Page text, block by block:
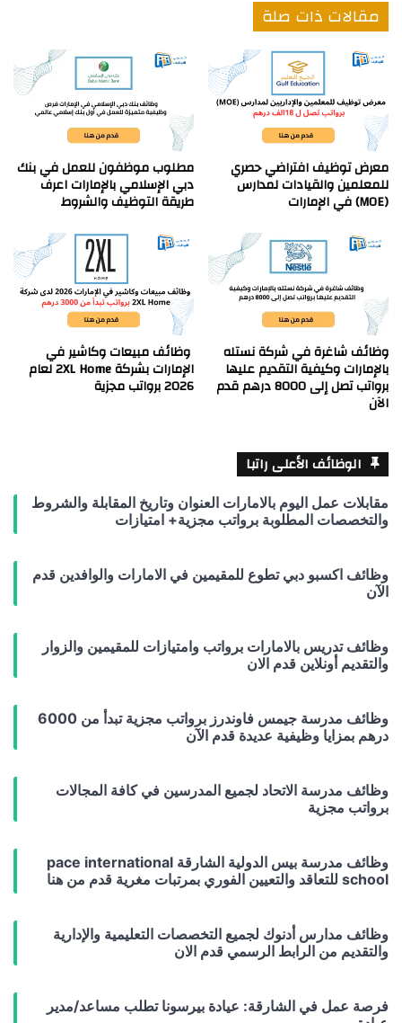
مقالات ذات صلة
معرض توظيف افتراضي حصري
للمعلمين والقيادات لمدارس
(MOE) في الإمارات
مطلوب موظفون للعمل في بنك
دبي الإسلامي بالإمارات اعرف
طريقة التوظيف والشروط
وظائف شاغرة في شركة نستله
بالإمارات وكيفية التقديم عليها
برواتب تصل إلى 8000 درهم قدم
الآن
وظائف مبيعات وكاشير في
الإمارات بشركة 2XL Home لعام
2026 برواتب مجزية
الوظائف الأعلى راتبا
مقابلات عمل اليوم بالامارات العنوان وتاريخ المقابلة والشروط
والتخصصات المطلوبة برواتب مجزية+ امتيازات
وظائف اكسبو دبي تطوع للمقيمين في الامارات والوافدين قدم
الآن
وظائف تدريس بالامارات برواتب وامتيازات للمقيمين والزوار
والتقديم أونلاين قدم الان
وظائف مدرسة جيمس فاوندرز برواتب مجزية تبدأ من 6000
درهم بمزايا وظيفية عديدة قدم الآن
وظائف مدرسة الاتحاد لجميع المدرسين في كافة المجالات
برواتب مجزية
وظائف مدرسة بيس الدولية الشارقة pace international
school للتعاقد والتعيين الفوري بمرتبات مغرية قدم من هنا
وظائف مدارس أدنوك لجميع التخصصات التعليمية والإدارية
والتقديم من الرابط الرسمي قدم الان
فرصة عمل في الشارقة: عيادة بيرسونا تطلب مساعد/مدير